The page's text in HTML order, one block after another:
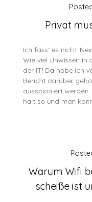
Privat
Ich fass‘ es nicht.
Wie viel Unwissen in
der IT! Da habe ich
Bericht darüber
ausspioniert
halt so und man
Warum Wifi
scheiße ist